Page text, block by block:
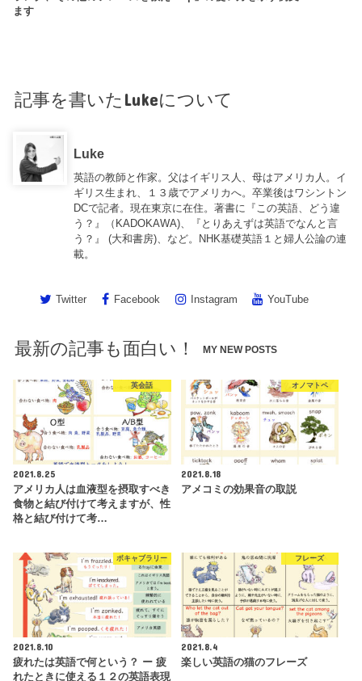
ます
記事を書いたLukeについて
Luke
英語の教師と作家。父はイギリス人、母はアメリカ人。イ
ギリス生まれ、１３歳でアメリカへ。卒業後はワシントン
DCで記者。現在東京に在住。著書に『この英語、どう違
う？』（KADOKAWA)、『とりあえずは英語でなんと言
う？』 (大和書房)、など。NHK基礎英語１と婦人公論の連
載。
Twitter Facebook Instagram YouTube
最新の記事も面白い！ MY NEW POSTS
英会話
2021.8.25
アメリカ人は血液型を摂取すべき
食物と結び付けて考えますが、性
格と結び付けて考…
オノマトペ
2021.8.18
アメコミの効果音の取説
ボキャブラリー
2021.8.10
疲れたは英語で何という？ ー 疲
れたときに使える１２の英語表現
フレーズ
2021.8.4
楽しい英語の猫のフレーズ